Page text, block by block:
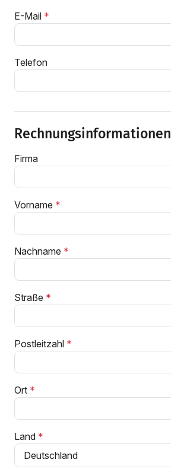
E-Mail
Telefon
Rechnungsinformationen
Firma
Vorname
Nachname
Straße
Postleitzahl
Ort
Land